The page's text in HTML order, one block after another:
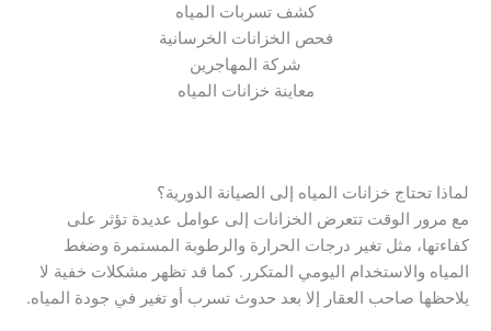
كشف تسربات المياه
فحص الخزانات الخرسانية
شركة المهاجرين
معاينة خزانات المياه
لماذا تحتاج خزانات المياه إلى الصيانة الدورية؟
مع مرور الوقت تتعرض الخزانات إلى عوامل عديدة تؤثر على
كفاءتها، مثل تغير درجات الحرارة والرطوبة المستمرة وضغط
المياه والاستخدام اليومي المتكرر. كما قد تظهر مشكلات خفية لا
يلاحظها صاحب العقار إلا بعد حدوث تسرب أو تغير في جودة المياه.